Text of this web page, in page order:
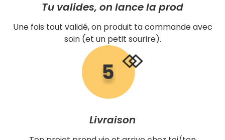
Tu valides, on lance la prod
Une fois tout validé, on produit ta commande avec
soin (et un petit sourire).
Livraison